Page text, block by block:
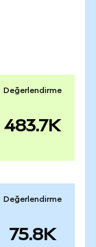
Değerlendirme
483.7K
Değerlendirme
75.8K